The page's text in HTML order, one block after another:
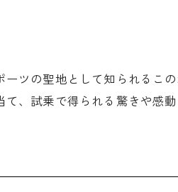
ツの聖地として知られるこ
、試乗で得られる驚きや感